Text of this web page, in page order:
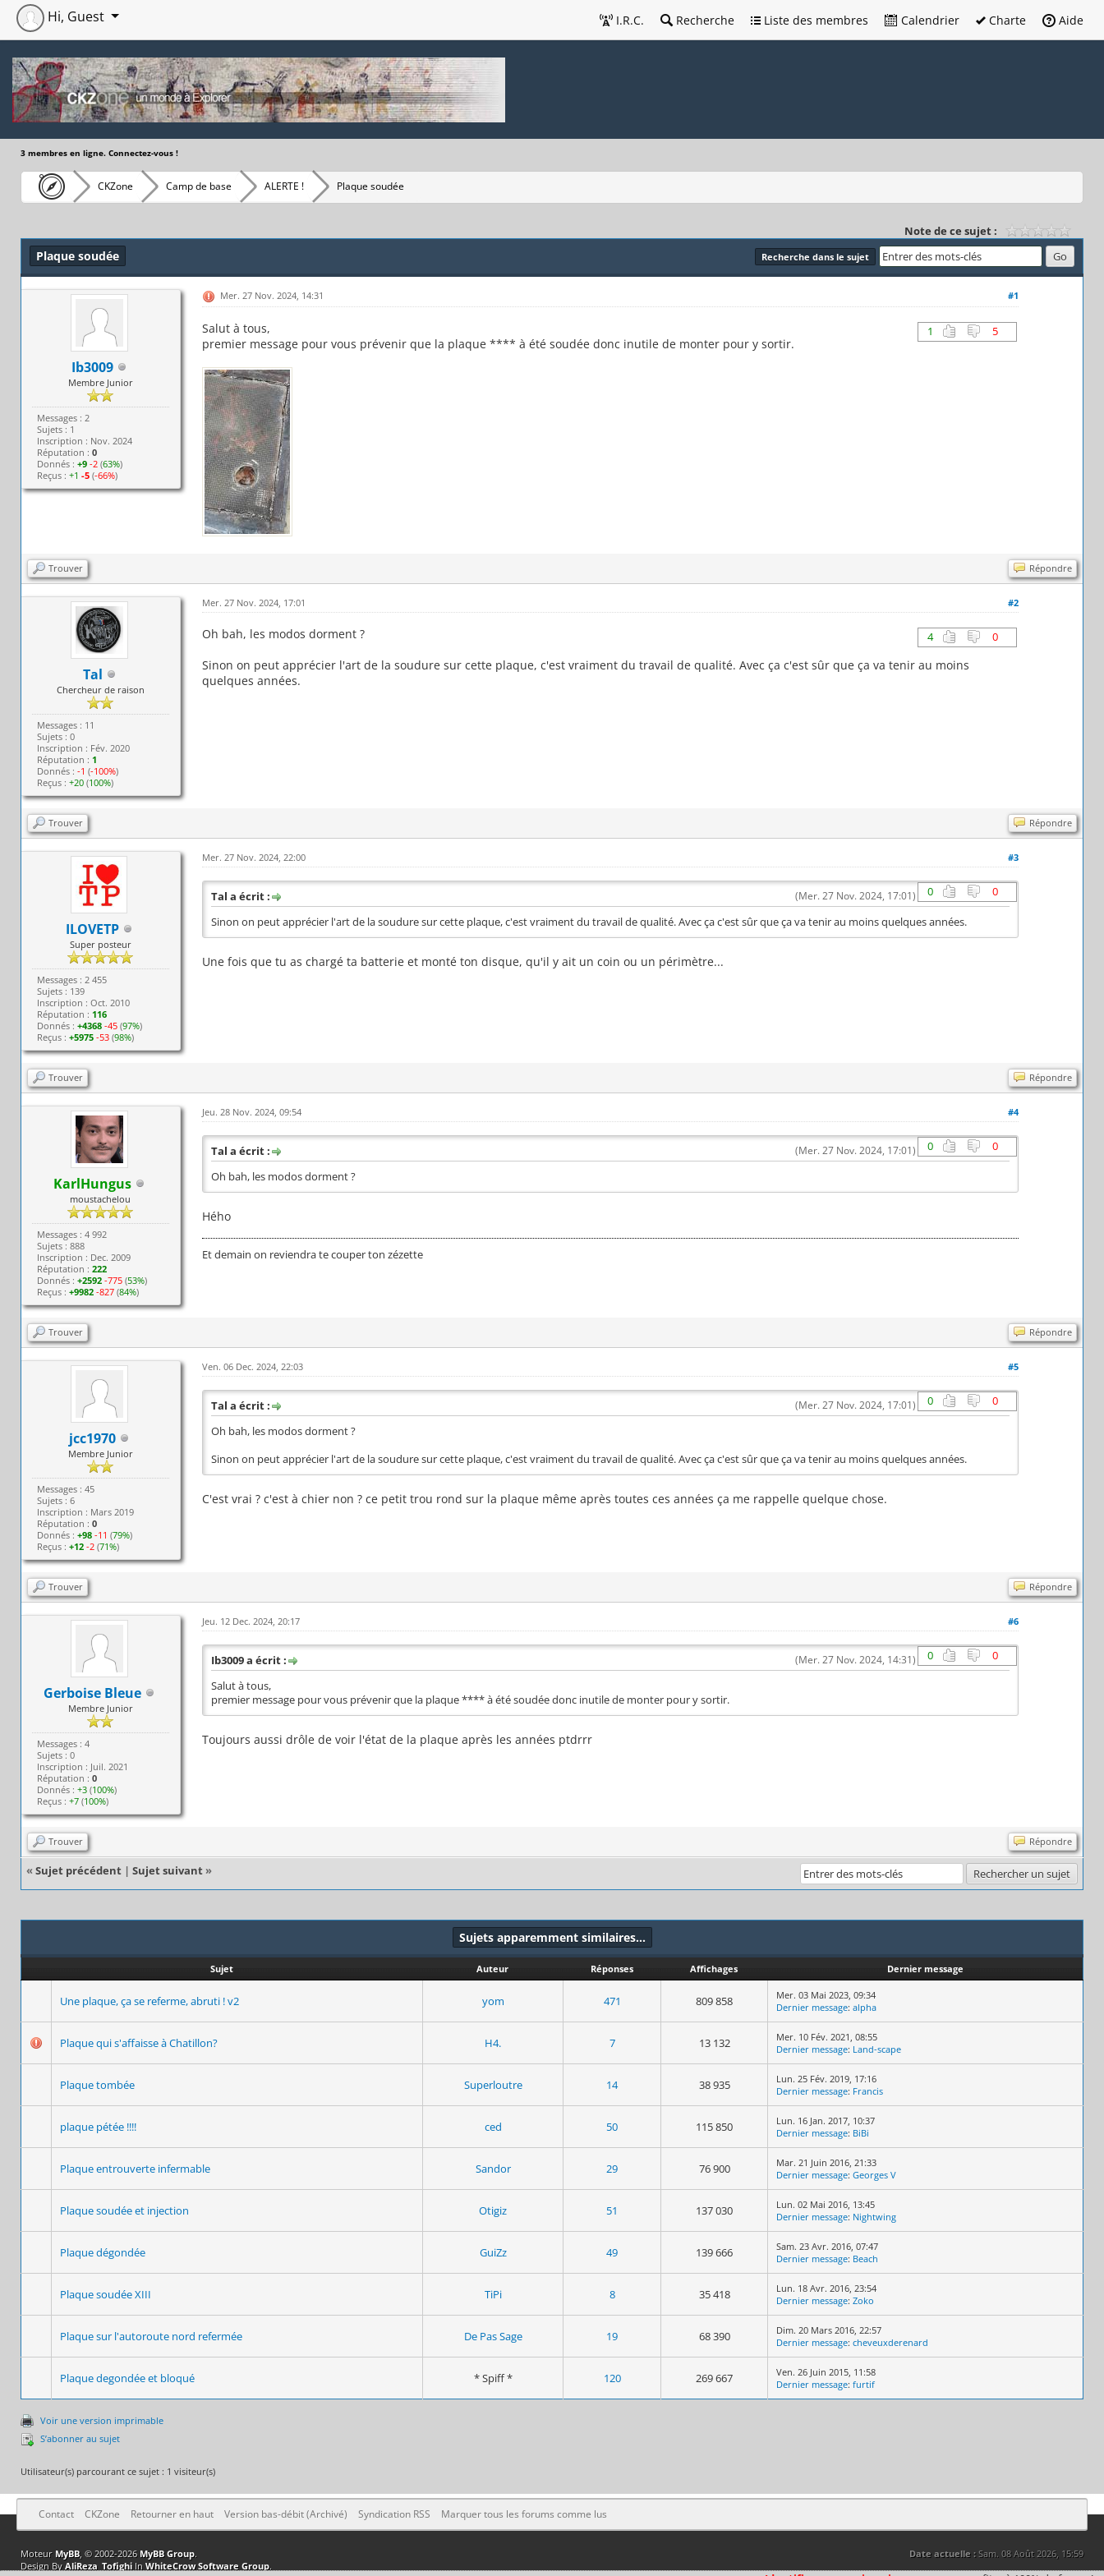
I.R.C. Recherche Liste des membres Calendrier Charte Aide
Hi, Guest
3 membres en ligne. Connectez-vous !
CKZone Camp de base ALERTE ! Plaque soudée
Note de ce sujet :
Recherche dans le sujet
Plaque soudée
Ib3009
Membre Junior
Messages : 2
Sujets : 1
Inscription : Nov. 2024
Réputation : 0
Donnés : +9 -2(63%)
Reçus : +1 -5(-66%)
#1
Mer. 27 Nov. 2024, 14:31
1 5
Salut à tous,
premier message pour vous prévenir que la plaque **** à été soudée donc inutile de monter pour y sortir.
Trouver Répondre
Tal
Chercheur de raison
Messages : 11
Sujets : 0
Inscription : Fév. 2020
Réputation : 1
Donnés : -1 (-100%)
Reçus : +20(100%)
#2
Mer. 27 Nov. 2024, 17:01
4 0
Oh bah, les modos dorment ?
Sinon on peut apprécier l'art de la soudure sur cette plaque, c'est vraiment du travail de qualité. Avec ça c'est sûr que ça va tenir au moins
quelques années.
Trouver Répondre
ILOVETP
Super posteur
Messages : 2 455
Sujets : 139
Inscription : Oct. 2010
Réputation : 116
Donnés : +4368 -45(97%)
Reçus : +5975 -53(98%)
#3
Mer. 27 Nov. 2024, 22:00
0 0
(Mer. 27 Nov. 2024, 17:01)
Tal a écrit :
Sinon on peut apprécier l'art de la soudure sur cette plaque, c'est vraiment du travail de qualité. Avec ça c'est sûr que ça va tenir au moins quelques années.
Une fois que tu as chargé ta batterie et monté ton disque, qu'il y ait un coin ou un périmètre...
Trouver Répondre
KarlHungus
moustachelou
Messages : 4 992
Sujets : 888
Inscription : Dec. 2009
Réputation : 222
Donnés : +2592 -775(53%)
Reçus : +9982 -827(84%)
#4
Jeu. 28 Nov. 2024, 09:54
0 0
(Mer. 27 Nov. 2024, 17:01)
Tal a écrit :
Oh bah, les modos dorment ?
Hého
Et demain on reviendra te couper ton zézette
Trouver Répondre
jcc1970
Membre Junior
Messages : 45
Sujets : 6
Inscription : Mars 2019
Réputation : 0
Donnés : +98 -11 (79%)
Reçus : +12 -2(71%)
#5
Ven. 06 Dec. 2024, 22:03
0 0
(Mer. 27 Nov. 2024, 17:01)
Tal a écrit :
Oh bah, les modos dorment ?
Sinon on peut apprécier l'art de la soudure sur cette plaque, c'est vraiment du travail de qualité. Avec ça c'est sûr que ça va tenir au moins quelques années.
C'est vrai ? c'est à chier non ? ce petit trou rond sur la plaque même après toutes ces années ça me rappelle quelque chose.
Trouver Répondre
Gerboise Bleue
Membre Junior
Messages : 4
Sujets : 0
Inscription : Juil. 2021
Réputation : 0
Donnés : +3(100%)
Reçus : +7(100%)
#6
Jeu. 12 Dec. 2024, 20:17
0 0
(Mer. 27 Nov. 2024, 14:31)
Ib3009 a écrit :
Salut à tous,
premier message pour vous prévenir que la plaque **** à été soudée donc inutile de monter pour y sortir.
Toujours aussi drôle de voir l'état de la plaque après les années ptdrrr
Trouver Répondre
« Sujet précédent | Sujet suivant »
Sujets apparemment similaires…
Sujet Auteur Réponses Affichages Dernier message
Une plaque, ça se referme, abruti ! v2 yom 471 809 858
Mer. 03 Mai 2023, 09:34
Dernier message: alpha
Plaque qui s'affaisse à Chatillon? H4. 7 13 132
Mer. 10 Fév. 2021, 08:55
Dernier message: Land-scape
Plaque tombée Superloutre 14 38 935
Lun. 25 Fév. 2019, 17:16
Dernier message: Francis
plaque pétée !!!! ced 50 115 850
Lun. 16 Jan. 2017, 10:37
Dernier message: BiBi
Plaque entrouverte infermable Sandor 29 76 900
Mar. 21 Juin 2016, 21:33
Dernier message: Georges V
Plaque soudée et injection Otigiz 51 137 030
Lun. 02 Mai 2016, 13:45
Dernier message: Nightwing
Plaque dégondée GuiZz 49 139 666
Sam. 23 Avr. 2016, 07:47
Dernier message: Beach
Plaque soudée XIII TiPi 8 35 418
Lun. 18 Avr. 2016, 23:54
Dernier message: Zoko
Plaque sur l'autoroute nord refermée De Pas Sage 19 68 390
Dim. 20 Mars 2016, 22:57
Dernier message: cheveuxderenard
Plaque degondée et bloqué * Spiff * 120 269 667
Ven. 26 Juin 2015, 11:58
Dernier message: furtif
Voir une version imprimable
S’abonner au sujet
Utilisateur(s) parcourant ce sujet : 1 visiteur(s)
Contact CKZone Retourner en haut Version bas-débit (Archivé) Syndication RSS Marquer tous les forums comme lus
Date actuelle : Sam. 08 Août 2026, 15:59
Moteur MyBB, © 2002-2026 MyBB Group.
Design By AliReza_TofighiIn WhiteCrow Software Group.